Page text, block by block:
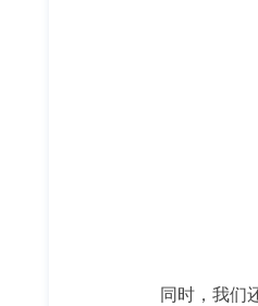
同时，我们